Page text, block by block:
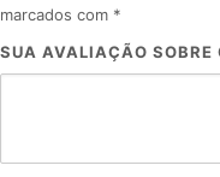
marcados com *
SUA AVALIAÇÃO SOBRE